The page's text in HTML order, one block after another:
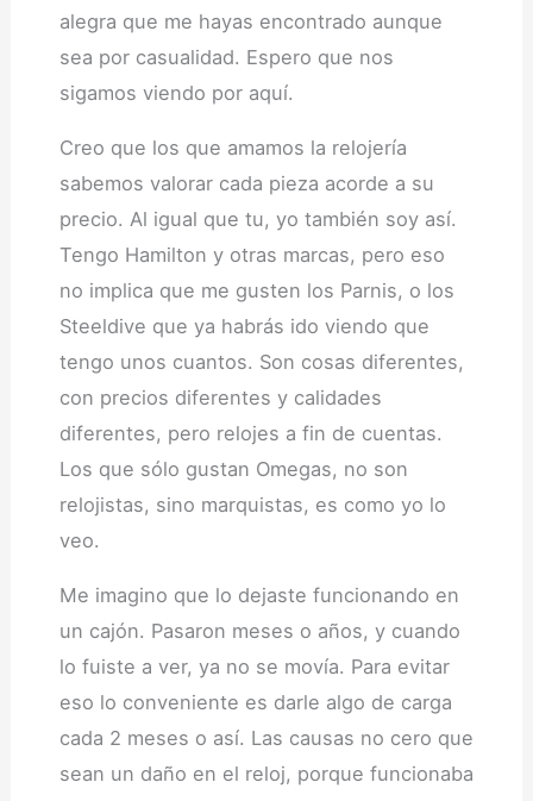
alegra que me hayas encontrado aunque
sea por casualidad. Espero que nos
sigamos viendo por aquí.
Creo que los que amamos la relojería
sabemos valorar cada pieza acorde a su
precio. Al igual que tu, yo también soy así.
Tengo Hamilton y otras marcas, pero eso
no implica que me gusten los Parnis, o los
Steeldive que ya habrás ido viendo que
tengo unos cuantos. Son cosas diferentes,
con precios diferentes y calidades
diferentes, pero relojes a fin de cuentas.
Los que sólo gustan Omegas, no son
relojistas, sino marquistas, es como yo lo
veo.
Me imagino que lo dejaste funcionando en
un cajón. Pasaron meses o años, y cuando
lo fuiste a ver, ya no se movía. Para evitar
eso lo conveniente es darle algo de carga
cada 2 meses o así. Las causas no cero que
sean un daño en el reloj, porque funcionaba